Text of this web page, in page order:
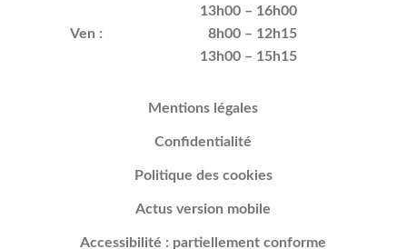
13h00 – 16h00
Ven :
8h00 – 12h15
13h00 – 15h15
Mentions légales
Confidentialité
Politique des cookies
Actus version mobile
Accessibilité : partiellement conforme